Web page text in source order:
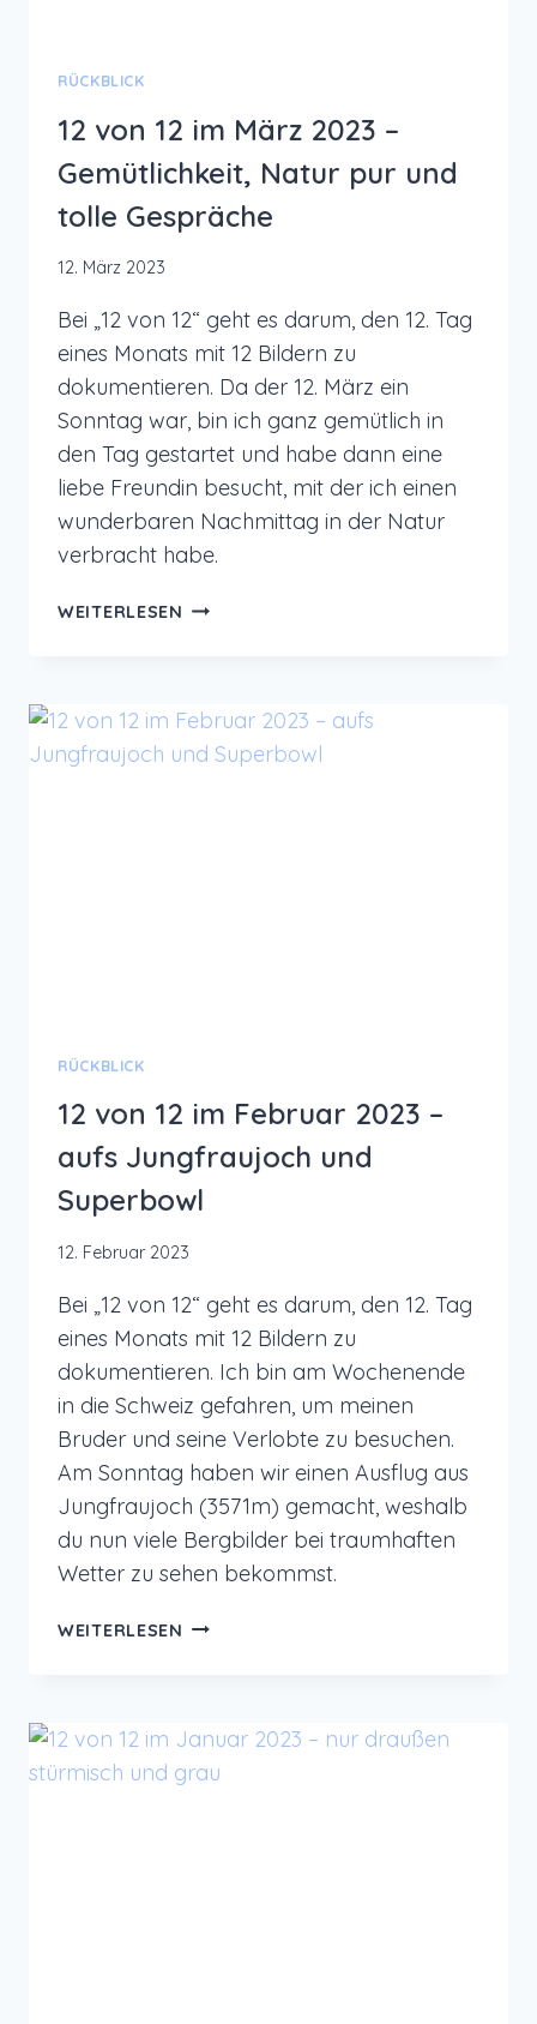
RÜCKBLICK
12 von 12 im März 2023 –
Gemütlichkeit, Natur pur und
tolle Gespräche
12. März 2023
Bei „12 von 12“ geht es darum, den 12. Tag
eines Monats mit 12 Bildern zu
dokumentieren. Da der 12. März ein
Sonntag war, bin ich ganz gemütlich in
den Tag gestartet und habe dann eine
liebe Freundin besucht, mit der ich einen
wunderbaren Nachmittag in der Natur
verbracht habe.
WEITERLESEN 12
MÄRZ
2023
RÜCKBLICK
12 von 12 im Februar 2023 –
aufs Jungfraujoch und
Superbowl
12. Februar 2023
Bei „12 von 12“ geht es darum, den 12. Tag
eines Monats mit 12 Bildern zu
dokumentieren. Ich bin am Wochenende
in die Schweiz gefahren, um meinen
Bruder und seine Verlobte zu besuchen.
Am Sonntag haben wir einen Ausflug aus
Jungfraujoch (3571m) gemacht, weshalb
du nun viele Bergbilder bei traumhaften
Wetter zu sehen bekommst.
WEITERLESEN 12
FEBRUAR
–